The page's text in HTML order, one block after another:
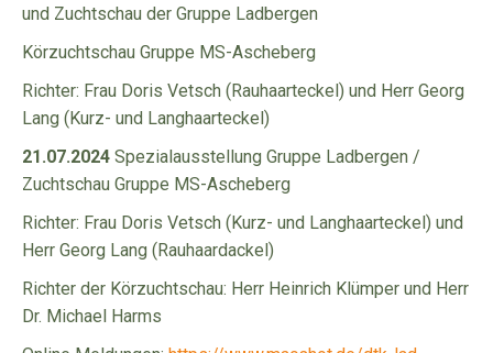
und Zuchtschau der Gruppe Ladbergen
Körzuchtschau Gruppe MS-Ascheberg
Richter: Frau Doris Vetsch (Rauhaarteckel) und Herr Georg
Lang (Kurz- und Langhaarteckel)
21.07.2024 Spezialausstellung Gruppe Ladbergen /
Zuchtschau Gruppe MS-Ascheberg
Richter: Frau Doris Vetsch (Kurz- und Langhaarteckel) und
Herr Georg Lang (Rauhaardackel)
Richter der Körzuchtschau: Herr Heinrich Klümper und Herr
Dr. Michael Harms